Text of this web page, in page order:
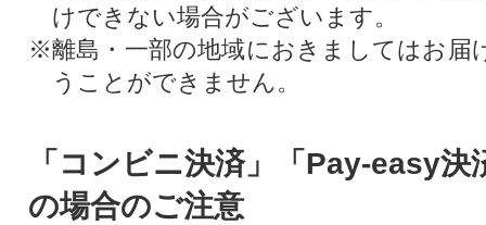
けできない場合がございます。
※離島・一部の地域におきましてはお届
うことができません。
「コンビニ決済」「Pay-easy決
の場合のご注意